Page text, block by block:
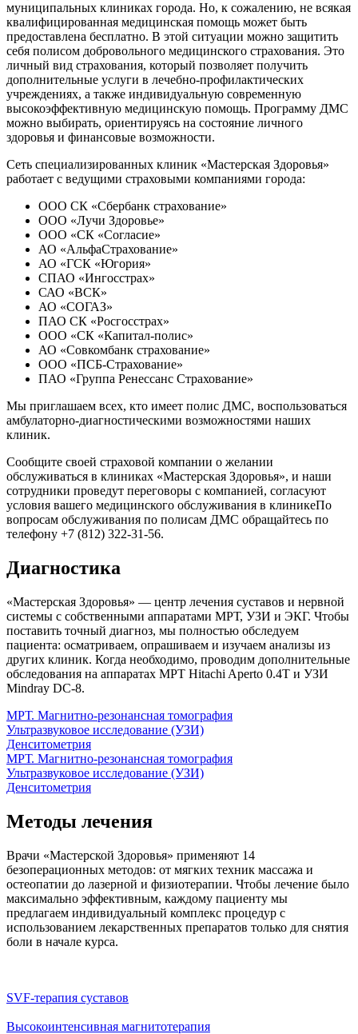
муниципальных клиниках города. Но, к сожалению, не всякая
квалифицированная медицинская помощь может быть
предоставлена бесплатно. В этой ситуации можно защитить
себя полисом добровольного медицинского страхования. Это
личный вид страхования, который позволяет получить
дополнительные услуги в лечебно-профилактических
учреждениях, а также индивидуальную современную
высокоэффективную медицинскую помощь. Программу ДМС
можно выбирать, ориентируясь на состояние личного
здоровья и финансовые возможности.
Сеть специализированных клиник «Мастерская Здоровья»
работает с ведущими страховыми компаниями города:
ООО СК «Сбербанк страхование»
ООО «Лучи Здоровье»
ООО «СК «Согласие»
АО «АльфаСтрахование»
АО «ГСК «Югория»
СПАО «Ингосстрах»
САО «ВСК»
АО «СОГАЗ»
ПАО СК «Росгосстрах»
ООО «СК «Капитал-полис»
АО «Совкомбанк страхование»
ООО «ПСБ-Страхование»
ПАО «Группа Ренессанс Страхование»
Мы приглашаем всех, кто имеет полис ДМС, воспользоваться
амбулаторно-диагностическими возможностями наших
клиник.
Сообщите своей страховой компании о желании
обслуживаться в клиниках «Мастерская Здоровья», и наши
сотрудники проведут переговоры с компанией, согласуют
условия вашего медицинского обслуживания в клиникеПо
вопросам обслуживания по полисам ДМС обращайтесь по
телефону +7 (812) 322-31-56.
Диагностика
«Мастерская Здоровья» — центр лечения суставов и нервной
системы с собственными аппаратами МРТ, УЗИ и ЭКГ. Чтобы
поставить точный диагноз, мы полностью обследуем
пациента: осматриваем, опрашиваем и изучаем анализы из
других клиник. Когда необходимо, проводим дополнительные
обследования на аппаратах МРТ Hitachi Aperto 0.4T и УЗИ
Mindray DC-8.
МРТ. Магнитно-резонансная томография
Ультразвуковое исследование (УЗИ)
Денситометрия
МРТ. Магнитно-резонансная томография
Ультразвуковое исследование (УЗИ)
Денситометрия
Методы лечения
Врачи «Мастерской Здоровья» применяют 14
безоперационных методов: от мягких техник массажа и
остеопатии до лазерной и физиотерапии. Чтобы лечение было
максимально эффективным, каждому пациенту мы
предлагаем индивидуальный комплекс процедур с
использованием лекарственных препаратов только для снятия
боли в начале курса.
SVF-терапия суставов
Высокоинтенсивная магнитотерапия